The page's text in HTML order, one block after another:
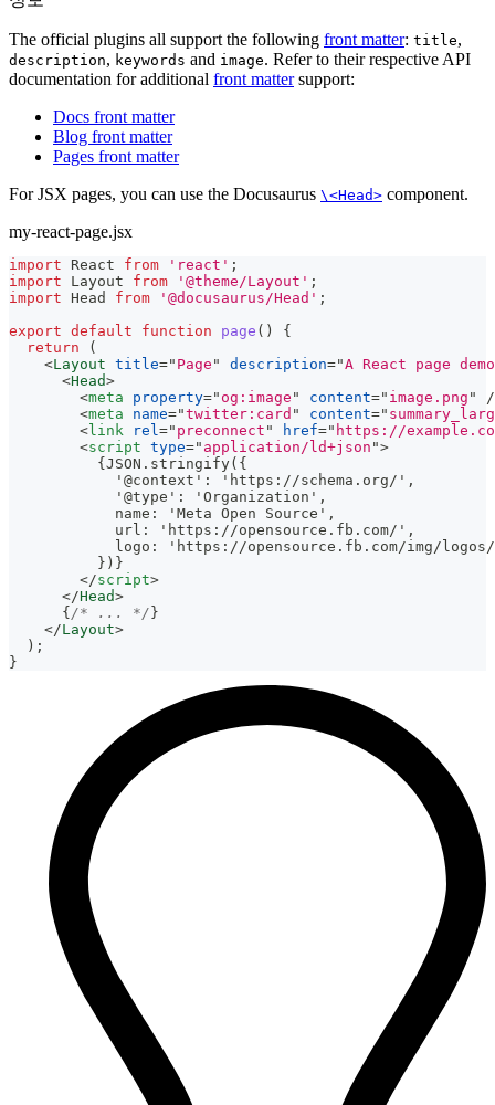
The official plugins all support the following front matter: title,
description, keywords and image. Refer to their respective API
documentation for additional front mattersupport:
Docs front matter
Blog front matter
Pages front matter
For JSX pages, you can use the Docusaurus \<Head> component.
my-react-page.jsx
import React from 'react' ;
import
Layout from '@theme/Layout' ;
import Head from '@docusaurus/Head' ;
export default function page ( )
{
return
(
<Layout title=" Page " description="A React page demo
<Head>
<meta property=" og:image " content=" image.png "
/
<meta name="twitter:card " content="
<link rel=" preconnect " href=" https://
<script type=" application/ld+json ">
          {JSON.stringify({
            '@context': 'https://schema.org/',
            '@type': 'Organization',
            name: 'Meta Open Source',
            url: 'https://opensource.fb.com/',
logo: 'https://opensource.fb.com/img/
          })}
</script>
</Head>
{ /* ... */ }
</Layout>
) ;
}